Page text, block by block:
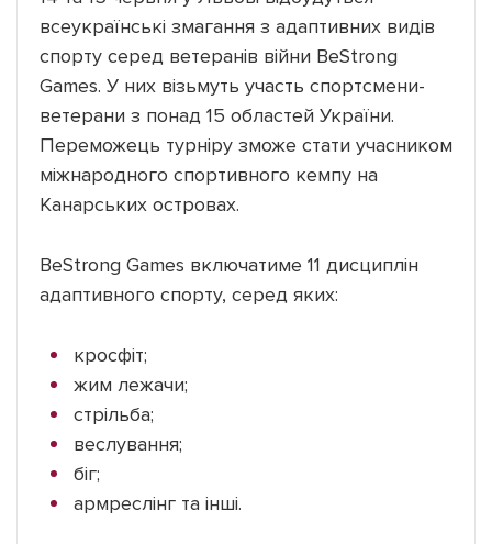
всеукраїнські змагання з адаптивних видів
спорту серед ветеранів війни BeStrong
Games. У них візьмуть участь спортсмени-
ветерани з понад 15 областей України.
Переможець турніру зможе стати учасником
міжнародного спортивного кемпу на
Канарських островах.
BeStrong Games включатиме 11 дисциплін
адаптивного спорту, серед яких:
кросфіт;
жим лежачи;
стрільба;
веслування;
біг;
армреслінг та інші.